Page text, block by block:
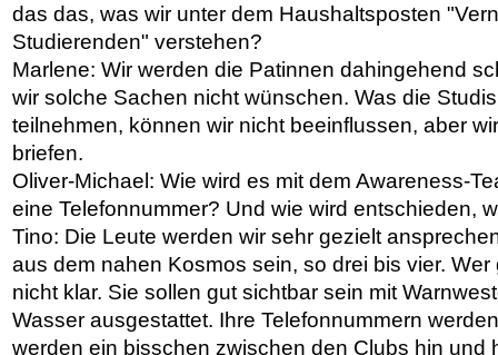
das das, was wir unter dem Haushaltsposten
Studierenden" verstehen?
Marlene: Wir werden die Patinnen dahingehend
wir solche Sachen nicht wünschen. Was die
teilnehmen, können wir nicht beeinflussen, aber
briefen.
Oliver-Michael: Wie wird es mit dem Awareness-
eine Telefonnummer? Und wie wird entschieden,
Tino: Die Leute werden wir sehr gezielt
aus dem nahen Kosmos sein, so drei bis vier.
nicht klar. Sie sollen gut sichtbar sein mit
Wasser ausgestattet. Ihre Telefonnummern
werden ein bisschen zwischen den Clubs hin und